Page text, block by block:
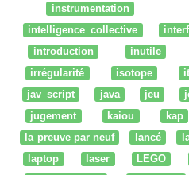
instrumentation
intelligence collective
introduction
inutile
irrégularité
isotope
jav script
java jeu
jugement
kaiou kap
la preuve par neuf
lancé
laptop
laser LEGO